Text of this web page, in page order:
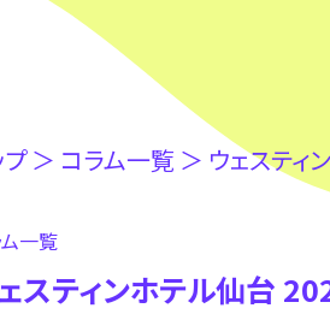
プ＞ コラム⼀覧 ＞ ウェスティ
⼀覧
スティンホテル仙台